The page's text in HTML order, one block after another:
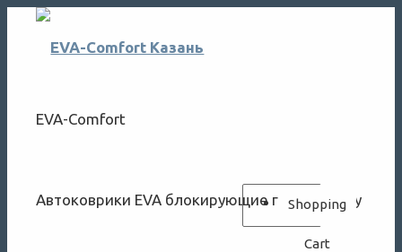
Shopping
Cart
EVA-Comfort
Автоковрики EVA блокирующие грязь и воду